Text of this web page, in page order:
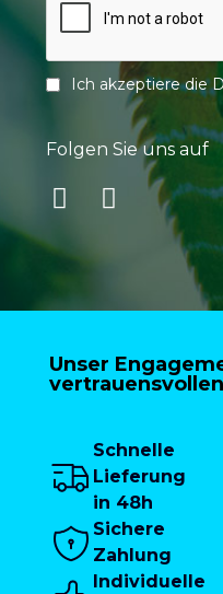
Ich akzeptiere die
Folgen Sie uns auf
Unser
Schnelle
Lieferung
in 48h
Sichere
Zahlung
Individuelle